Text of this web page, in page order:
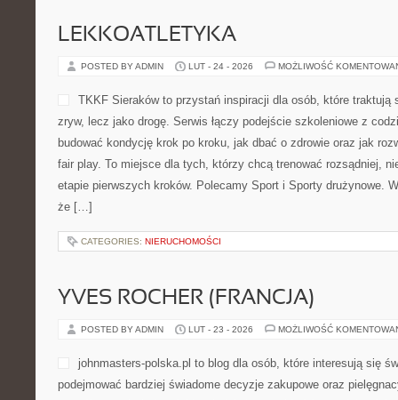
Kategorie dla każdego to Fitness a wiek i Treningi siłowe.
CATEGORIES:NIERUCHOMOŚCI
LEKKOATLETYKA
POSTED BY ADMIN LUT - 24 - 2026 MOŻLIWOŚĆ
TKKF Sieraków to
drogę. Serwis łączy
codziennością: pokazuje,
w duchu fair play. To
Sport i Sporty drużynowe. W centrum serwisu stoi idea, że […]
CATEGORIES: NIERUCHOMOŚCI